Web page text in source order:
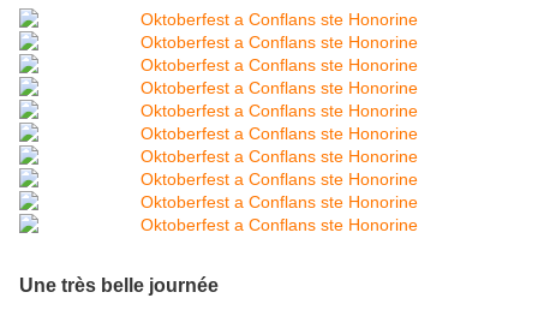
Une très belle journée